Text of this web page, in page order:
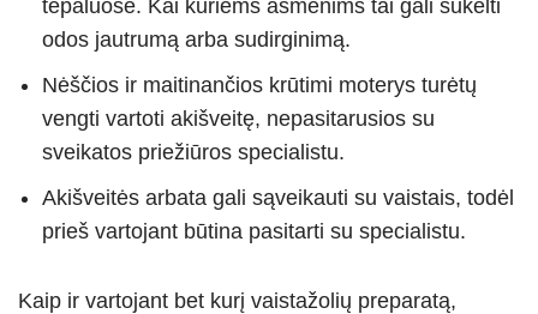
tepaluose. Kai kuriems asmenims tai gali sukelti
odos jautrumą arba sudirginimą.
Nėščios ir maitinančios krūtimi moterys turėtų
vengti vartoti akišveitę, nepasitarusios su
sveikatos priežiūros specialistu.
Akišveitės arbata gali sąveikauti su vaistais, todėl
prieš vartojant būtina pasitarti su specialistu.
Kaip ir vartojant bet kurį vaistažolių preparatą,